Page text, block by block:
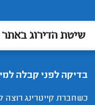
שיטת הדירוג באתר
בדיקה לפני קבלה
כשחברת קייטרינג רוצה